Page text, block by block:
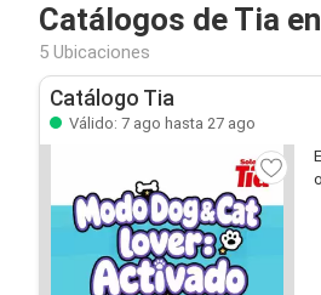
Catálogos de Tia
5 Ubicaciones
Catálogo Tia
Válido: 7 ago hasta 27 ago